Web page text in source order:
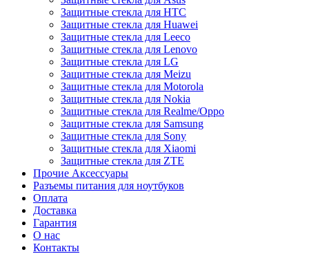
Защитные стекла для HTC
Защитные стекла для Huawei
Защитные стекла для Leeco
Защитные стекла для Lenovo
Защитные стекла для LG
Защитные стекла для Meizu
Защитные стекла для Motorola
Защитные стекла для Nokia
Защитные стекла для Realme/Oppo
Защитные стекла для Samsung
Защитные стекла для Sony
Защитные стекла для Xiaomi
Защитные стекла для ZTE
Прочие Аксессуары
Разъемы питания для ноутбуков
Оплата
Доставка
Гарантия
О нас
Контакты